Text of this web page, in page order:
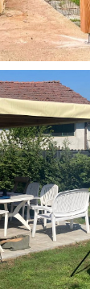
CON INCASTRI